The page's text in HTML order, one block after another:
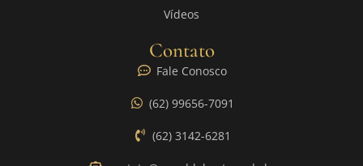
Vídeos
Contato
Fale Conosco
(62) 99656-7091
(62) 3142-6281